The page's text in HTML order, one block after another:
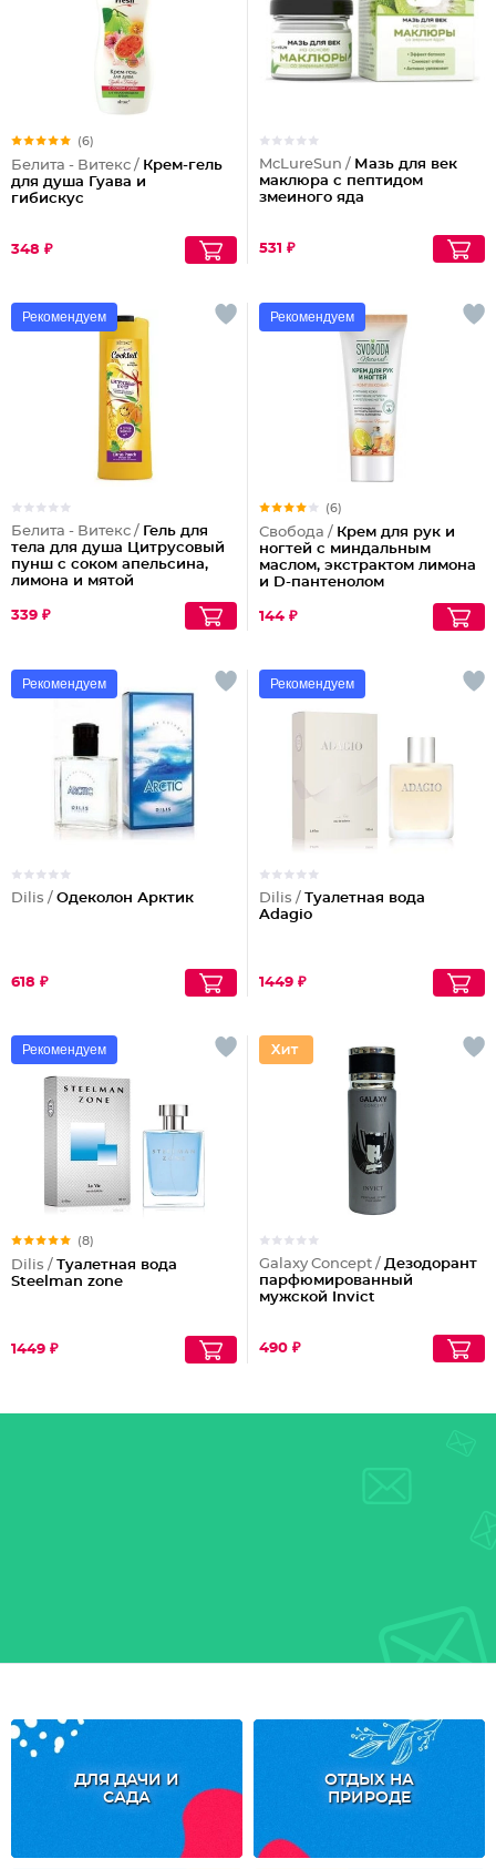
(6)
Белита - Витекс / Крем-гель
для душа Гуава и
гибискус
348 ₽
McLureSun / Мазь для век
маклюра с пептидом
змеиного яда
531 ₽
Рекомендуем
Белита - Витекс / Гель для
тела для душа Цитрусовый
пунш с соком апельсина,
лимона и мятой
339 ₽
Рекомендуем
(6)
Свобода / Крем для рук и
ногтей с миндальным
маслом, экстрактом лимона
и D-пантенолом
144 ₽
Рекомендуем
Dilis / Одеколон Арктик
618 ₽
Рекомендуем
Dilis / Туалетная вода
Adagio
1449 ₽
Рекомендуем
(8)
Dilis / Туалетная вода
Steelman zone
1449 ₽
Galaxy Concept / Дезодорант
парфюмированный
мужской Invict
490 ₽
ДЛЯ ДАЧИ И
САДА
ОТДЫХ НА
ПРИРОДЕ